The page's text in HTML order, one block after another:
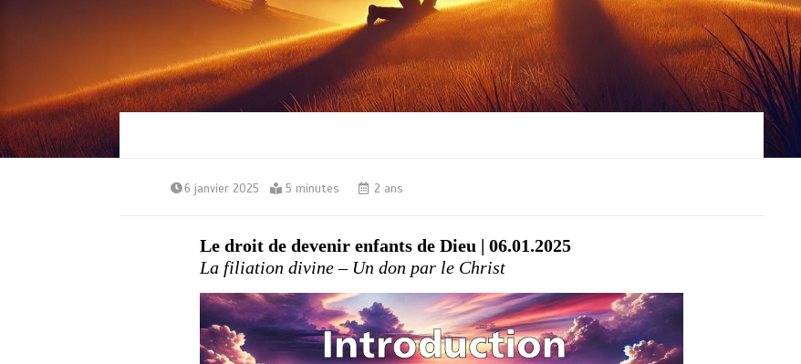
6 janvier 2025 5 minutes 2 ans
Le droit de devenir enfants de Dieu | 06.01.2025
La filiation divine – Un don par le Christ